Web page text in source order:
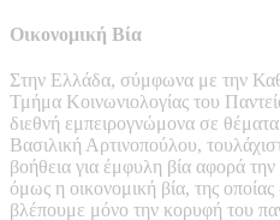
Οικονομική Βία
Στην Ελλάδα, σύμφωνα με την
Τμήμα Κοινωνιολογίας του
διεθνή εμπειρογνώμονα σε
Βασιλική Αρτινοπούλου,
βοήθεια για έμφυλη βία αφορά την
όμως η οικονομική βία, της
βλέπουμε μόνο την κορυφή του